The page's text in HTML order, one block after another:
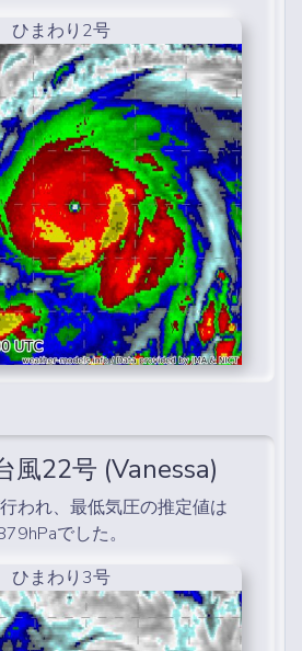
ひまわり2号
風22号 (Vanessa)
われ、最低気圧の推定値は
でした。
ひまわり3号